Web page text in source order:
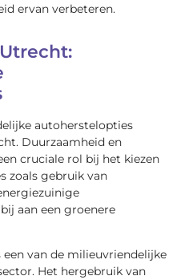
ervan verbeteren.
autoherstelopties
Duurzaamheid en
cruciale rol bij het kiezen
zoals gebruik van
aan een groenere
van de milieuvriendelijke
Het hergebruik van